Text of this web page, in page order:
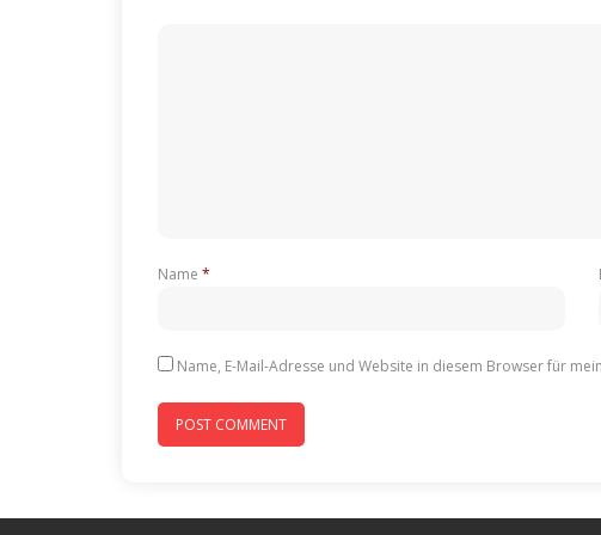
Name *
Name, E-Mail-Adresse und Website in diesem Browser für